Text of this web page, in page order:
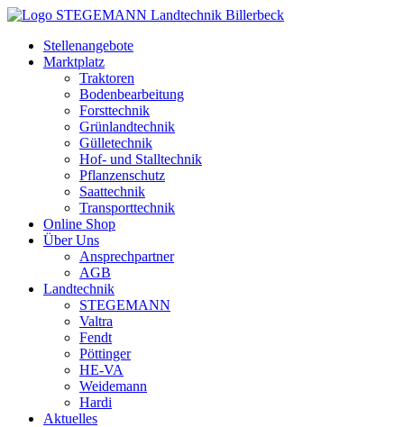
Zum
springenStellenangebote
Marktplatz
Traktoren
Bodenbearbeitung
Forsttechnik
Grünlandtechnik
Gülletechnik
Hof- und Stalltechnik
Pflanzenschutz
Saattechnik
Transporttechnik
Online Shop
Über Uns
Ansprechpartner
AGB
Landtechnik
STEGEMANN
Valtra
Fendt
Pöttinger
HE-VA
Weidemann
Hardi
Aktuelles